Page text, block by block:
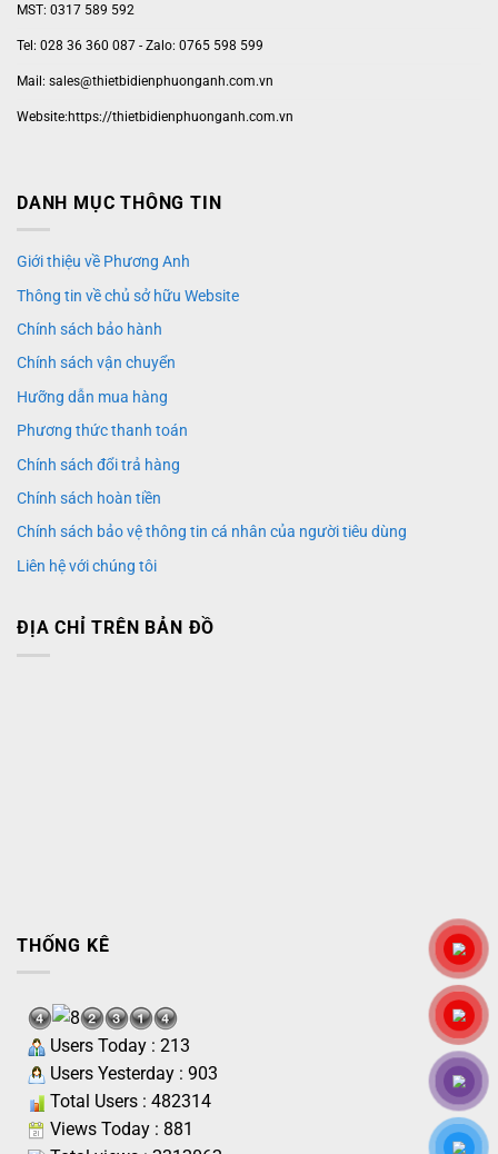
MST: 0317 589 592
Tel: 028 36 360 087 - Zalo: 0765 598 599
Mail: sales@thietbidienphuonganh.com.vn
Website:https://thietbidienphuonganh.com.vn
DANH MỤC THÔNG TIN
Giới thiệu về Phương Anh
Thông tin về chủ sở hữu Website
Chính sách bảo hành
Chính sách vận chuyển
Hưỡng dẫn mua hàng
Phương thức thanh toán
Chính sách đổi trả hàng
Chính sách hoàn tiền
Chính sách bảo vệ thông tin cá nhân của người tiêu dùng
Liên hệ với chúng tôi
ĐỊA CHỈ TRÊN BẢN ĐỒ
THỐNG KÊ
Users Today : 213
Users Yesterday : 903
Total Users : 482314
Views Today : 881